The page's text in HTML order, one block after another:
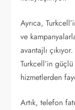
Ayrıca,
ve
avantajlı
Turkcell’in
hizmetlerden
Artık, telefon